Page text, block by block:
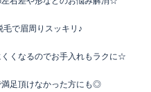
毛で眉周りスッキリ♪
くくなるのでお手入れもラクに☆
満足頂けなかった方にも◎